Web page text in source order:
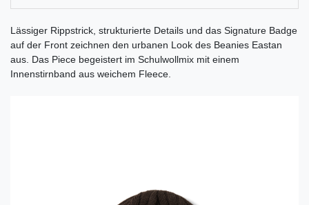
Lässiger Rippstrick, strukturierte Details und das Signature Badge
auf der Front zeichnen den urbanen Look des Beanies Eastan
aus. Das Piece begeistert im Schulwollmix mit einem
Innenstirnband aus weichem Fleece.